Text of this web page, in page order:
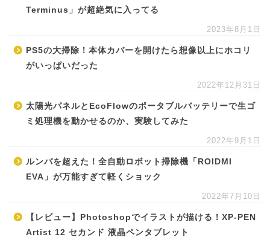
Terminus」が超絶気に入ってる
2023年8月1日
PS5の大掃除！本体カバーを開けたら想像以上にホコリ
がいっぱいだった
2022年12月31日
太陽光パネルとEcoFlowのポータブルバッテリーで生ゴ
ミ処理機を動かせるのか、実験してみた
2022年9月1日
ルンバを超えた！全自動ロボット掃除機「ROIDMI
EVA」が万能すぎて軽くショック
2022年7月10日
【レビュー】Photoshopでイラストが描ける！XP-PEN
Artist 12 セカンド 液晶ペンタブレット